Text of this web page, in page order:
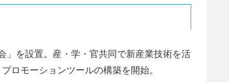
」を設置。産・学・官共同で新産業技術を活
ロモーションツールの構築を開始。